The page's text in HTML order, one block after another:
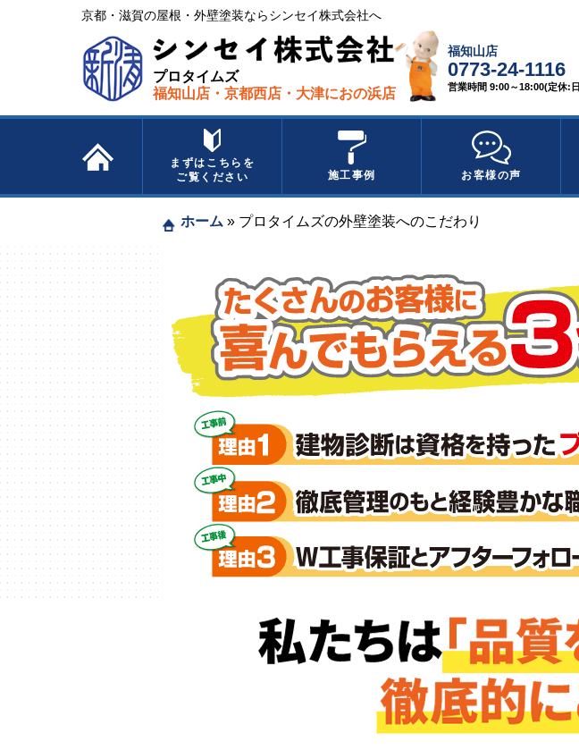
京都・滋賀の屋根・外壁塗装ならシンセイ株式会社へ​ ​
プロタイムズ
福知山店・京都西店・大津におの浜店
福知山店
0773-24-1116
営業時間 9:00～18:00(定休:
まずはこちらを
ご覧ください
施工事例 お客様の声
ホーム » プロタイムズの外壁塗装へのこだわり